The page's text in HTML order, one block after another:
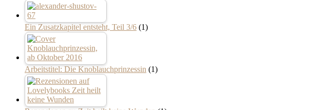
Ein Zusatzkapitel entsteht, Teil 3/6 (1)
Arbeitstitel: Die Knoblauchprinzessin (1)